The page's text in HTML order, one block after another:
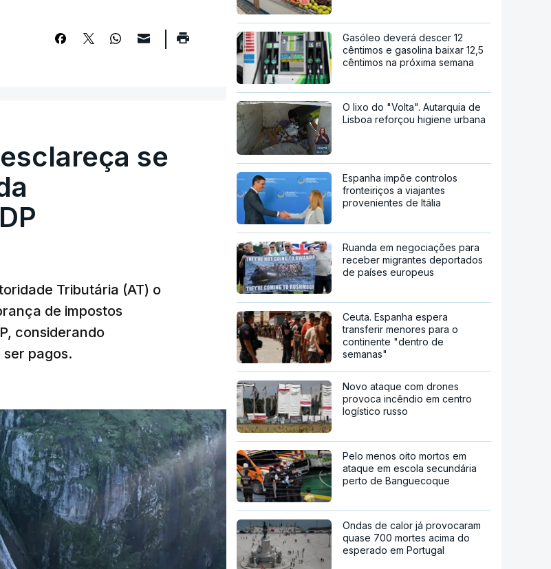
se
Tributária (AT) o
de impostos
considerando
pagos.
Gasóleo deverá descer 12
cêntimos e gasolina baixar 12,5
cêntimos na próxima semana
O lixo do "Volta". Autarquia de
Lisboa reforçou higiene urbana
Espanha impõe controlos
fronteiriços a viajantes
provenientes de Itália
Ruanda em negociações para
receber migrantes deportados
de países europeus
Ceuta. Espanha espera
transferir menores para o
continente "dentro de
semanas"
Novo ataque com drones
provoca incêndio em centro
logístico russo
Pelo menos oito mortos em
ataque em escola secundária
perto de Banguecoque
Ondas de calor já provocaram
quase 700 mortes acima do
esperado em Portugal